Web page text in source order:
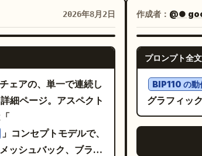
2026年8月2日
NANO BANANA PRO
ェアの、単一で連続し
細ページ。アスペクト
」コンセプトモデルで、
ッシュバック、ブラッ
作成者： @●
プロンプト全
BIP110 の動
グラフィッ